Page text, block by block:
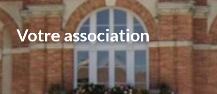
Votre association